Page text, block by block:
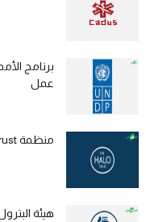
عمل
منظمة HALO Trust تعلن عن وظائف شاغرة
هيئة